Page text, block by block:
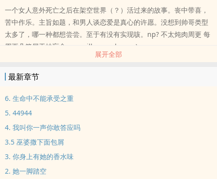
一个女人意外死亡之后在架空世界（？）活过来的故事。丧中带喜，
苦中作乐。主旨如题，和男人谈恋爱是真心的许愿。没想到帅哥类型
太多了，哪一种都想尝尝。至于有没有实现咳。np? 不太炖肉周更 每
周更几篇属于抽盲盒 you will never know ;)
展开全部
最新章节
6. 生命中不能承受之重
5. 44944
4. 我叫你一声你敢答应吗
3.5 巫婆撒下面包屑
3. 你身上有她的香水味
2. 她一脚踏空